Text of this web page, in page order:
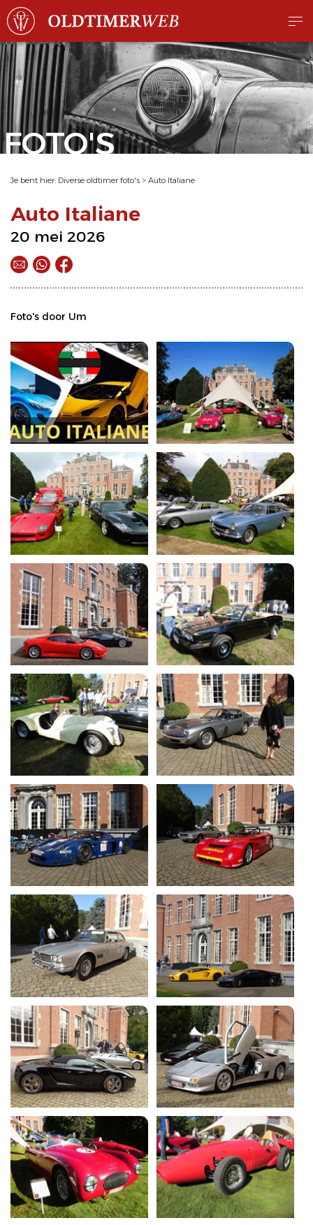
FOTO'S
Je bent hier: Diverse oldtimer foto's > Auto Italiane
Auto Italiane
20 mei 2026
Foto's door Um